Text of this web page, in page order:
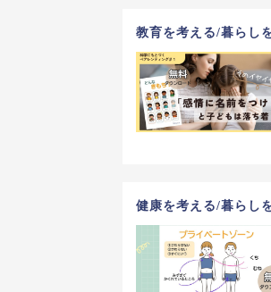
教育を考える/暮らし
健康を考える/暮らし